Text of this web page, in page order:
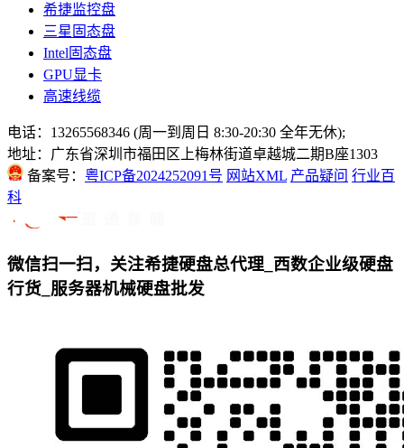
希捷监控盘
三星固态盘
Intel固态盘
GPU显卡
高速线缆
电话：13265568346 (周一到周日 8:30-20:30 全年无休);
地址：广东省深圳市福田区上梅林街道卓越城二期B座1303
备案号： 粤ICP备2024252091号 网站XML 产品疑问 行业百
科
微信扫一扫，关注希捷硬盘总代理_西数企业级硬盘
行货_服务器机械硬盘批发